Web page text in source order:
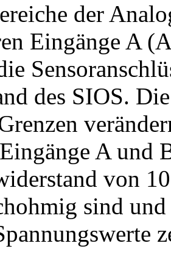
der
Eingänge A
des SIOS.
A und
von
sind